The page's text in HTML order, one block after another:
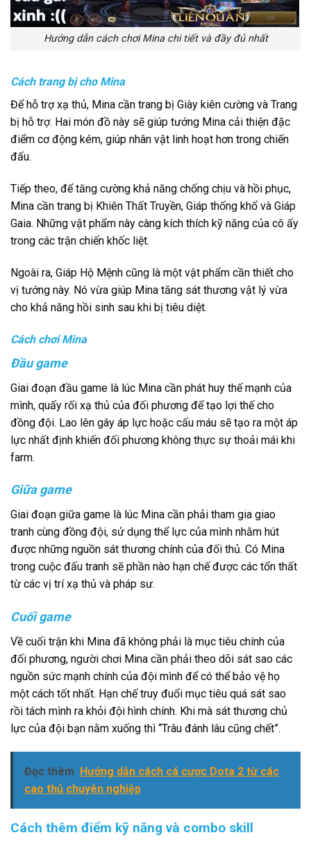
Hướng dẫn cách chơi Mina chi tiết và đầy đủ nhất
Cách trang bị cho Mina
Để hỗ trợ xạ thủ, Mina cần trang bị Giày kiên cường và Trang
bị hỗ trợ. Hai món đồ này sẽ giúp tướng Mina cải thiện đặc
điểm cơ động kém, giúp nhân vật linh hoạt hơn trong chiến
đấu.
Tiếp theo, để tăng cường khả năng chống chịu và hồi phục,
Mina cần trang bị Khiên Thất Truyền, Giáp thống khổ và Giáp
Gaia. Những vật phẩm này càng kích thích kỹ năng của cô ấy
trong các trận chiến khốc liệt.
Ngoài ra, Giáp Hộ Mệnh cũng là một vật phẩm cần thiết cho
vị tướng này. Nó vừa giúp Mina tăng sát thương vật lý vừa
cho khả năng hồi sinh sau khi bị tiêu diệt.
Cách chơi Mina
Đầu game
Giai đoạn đầu game là lúc Mina cần phát huy thế mạnh của
mình, quấy rối xạ thủ của đối phương để tạo lợi thế cho
đồng đội. Lao lên gây áp lực hoặc cấu máu sẽ tạo ra một áp
lực nhất định khiến đối phương không thực sự thoải mái khi
farm.
Giữa game
Giai đoạn giữa game là lúc Mina cần phải tham gia giao
tranh cùng đồng đội, sử dụng thể lực của mình nhằm hút
được những nguồn sát thương chính của đối thủ. Có Mina
trong cuộc đấu tranh sẽ phần nào hạn chế được các tổn thất
từ các vị trí xạ thủ và pháp sư.
Cuối game
Về cuối trận khi Mina đã không phải là mục tiêu chính của
đối phương, người chơi Mina cần phải theo dõi sát sao các
nguồn sức mạnh chính của đội mình để có thể bảo vệ họ
một cách tốt nhất. Hạn chế truy đuổi mục tiêu quá sát sao
rồi tách mình ra khỏi đội hình chính. Khi mà sát thương chủ
lực của đội bạn nằm xuống thì “Trâu đánh lâu cũng chết”.
Đọc thêm Hướng dẫn cách cá cược Dota 2 từ các
cao thủ chuyên nghiệp
Cách thêm điểm kỹ năng và combo skill